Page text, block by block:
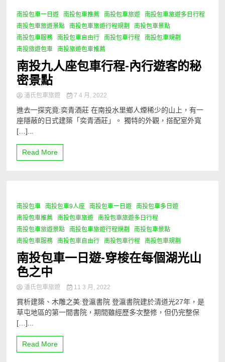
1 Minute
南投包車一日遊 南投包車推薦 南投包車旅遊
南投包車旅遊多日行程
南投包車旅遊景點
南投包車旅遊行程規劃
南投包車景點
南投包車服務
南投包車自由行 南投包車行程
南投包車規劃
南投旅遊包車
南投旅遊包車推薦
南投九人座包車行程-內行遊客的秘
密景點
潘氏包車旅遊 7 4 月, 2022
進去一探究竟:奕青酒莊 在南投水里鄉人煙稀少的山上，有一
座隱蔽的日式建築「奕青酒莊」。 獨特的外觀，搭配室外寬
[…]...
Read More
1 Minute
南投包車 南投包車9人座 南投包車一日遊
南投包車多日遊
南投包車推薦
南投包車旅遊
南投包車旅遊多日行程
南投包車旅遊景點
南投包車旅遊行程規劃
南投包車景點
南投包車服務
南投包車自由行 南投包車行程 南投包車規劃
南投包車一日遊-穿梭在每個湖光山
色之中
潘氏包車旅遊 11 3 月, 2022
賞析建築、木雕之美:登瀛書院 登瀛書院建於清道光27年，是
草屯地區的第一間書院，期間雖經歷多次整修，但仍完整保
[…]...
Read More